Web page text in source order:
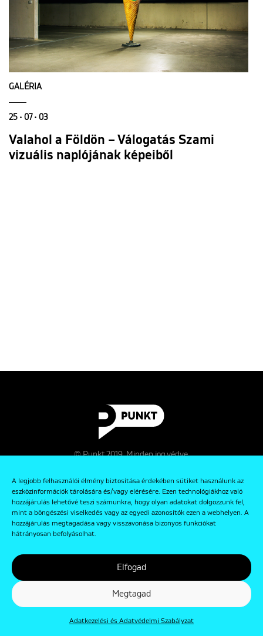
A legjobb felhasználói élmény biztosítása érdekében sütiket használunk az
eszközinformációk tárolására és/vagy elérésére. Ezen technológiákhoz való
hozzájárulás lehetővé teszi számunkra, hogy olyan adatokat dolgozzunk fel,
mint a böngészési viselkedés vagy az egyedi azonosítók ezen a webhelyen. A
hozzájárulás megtagadása vagy visszavonása bizonyos funkciókat
hátrányosan befolyásolhat.
Elfogad
Megtagad
Adatkezelési és Adatvédelmi Szabályzat
GALÉRIA
25 • 07 • 03
Valahol a Földön – Válogatás Szami
vizuális naplójának képeiből
© Punkt 2019. Minden jog védve.